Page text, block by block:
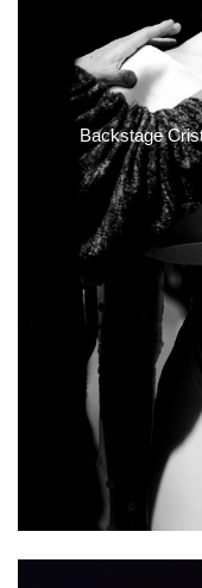
Backstage